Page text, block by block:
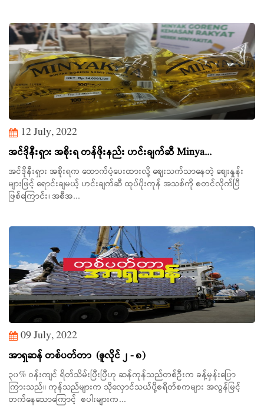
12 July, 2022
အင်ဒိုနီးရှား အစိုးရ တန်ဖိုးနည်း ဟင်းချက်ဆီ Minya...
အင်ဒိုနီးရှား အစိုးရက ထောက်ပံ့ပေးထားလို့ ဈေးသက်သာနေတဲ့ ဈေးနှုန်း
များဖြင့် ရောင်းချမယ့် ဟင်းချက်ဆီ ထုပ်ပိုးကုန် အသစ်ကို စတင်လိုက်ပြီ
ဖြစ်ကြောင်း၊ အစီအ...
09 July, 2022
အာရှဆန် တစ်ပတ်တာ (ဇူလိုင် ၂ - ၈)
၃၀% ဝန်းကျင် ရိတ်သိမ်းပြီးပြီဟု ဆန်ကုန်သည်တစ်ဦးက ခန့်မှန်းပြော
ကြားသည်။ ကုန်သည်များက သိုလှောင်သယ်ပို့စရိတ်စကများ အလွန်မြင့်
တက်နေသောကြောင့် စပါးများက...